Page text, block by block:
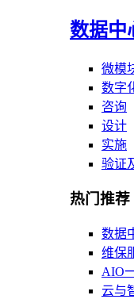
数据中
微模
数字
咨询
设计
实施
验证
热门推荐
数据
维保
AIO
云与